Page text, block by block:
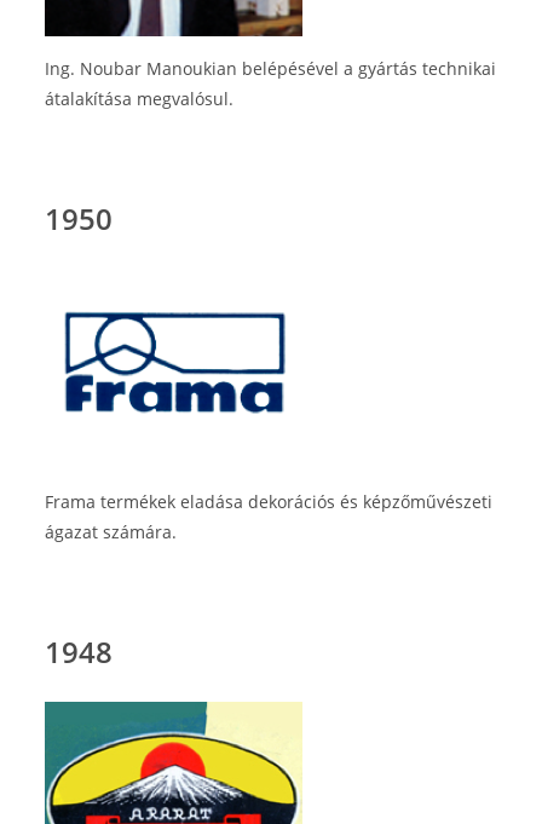
Ing. Noubar Manoukian belépésével a gyártás technikai
átalakítása megvalósul.
1950
Frama termékek eladása dekorációs és képzőművészeti
ágazat számára.
1948